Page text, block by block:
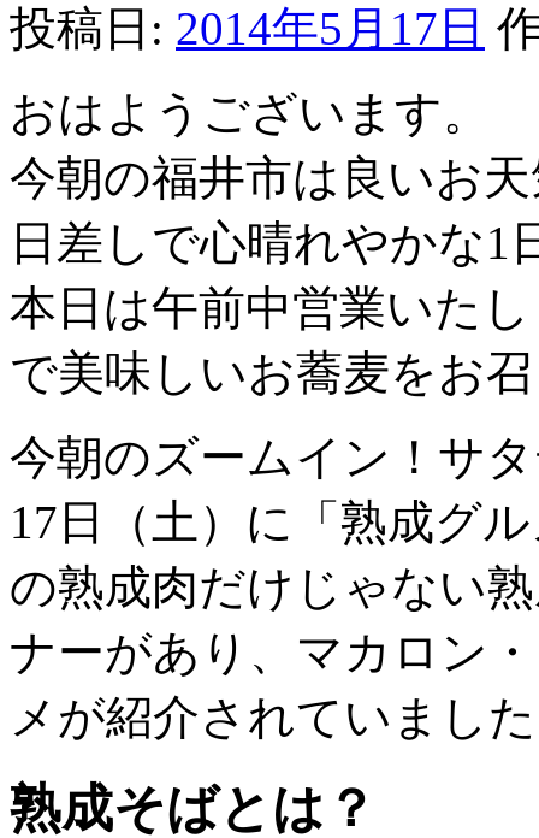
投稿日: 2014年5月17日
おはようございます。
今朝の福井市は良いお
日差しで心晴れやかな
本日は午前中営業いた
で美味しいお蕎麦をお
今朝のズームイン！サ
17日（土）に「熟成グ
の熟成肉だけじゃない
ナーがあり、マカロン
メが紹介されていまし
熟成そばとは？